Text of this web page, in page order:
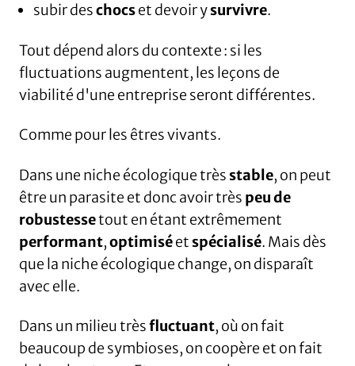
subir deschocset devoir ysurvivre.
Tout dépend alors du contexte : si les
fluctuations augmentent, les leçons de
viabilité d'une entreprise seront différentes.
Comme pour les êtres vivants.
Dans une niche écologique trèsstable, on peut
être un parasite et donc avoir très peu de
robustessetout en étant extrêmement
performant,optimiséetspécialisé. Mais dès
que la niche écologique change, on disparaît
avec elle.
Dans un milieu trèsfluctuant, où on fait
beaucoup de symbioses, on coopère et on fait